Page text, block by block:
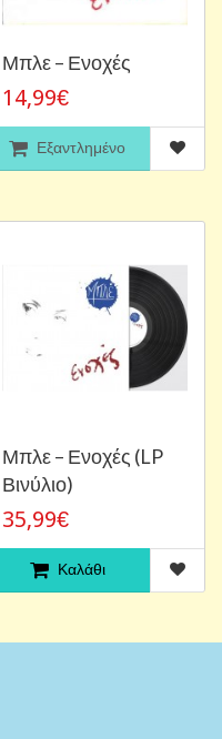
Μπλε ‎– Ενοχές
14,99€
Εξαντλημένο
Μπλε ‎– Ενοχές (LP
Βινύλιο)
35,99€
Καλάθι